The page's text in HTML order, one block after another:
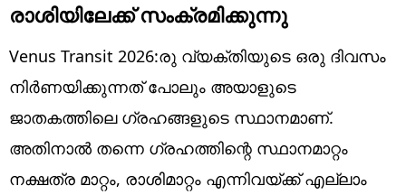
Lifestyle
world
Technology
Religion
രാശിയിലേക്ക് സംക്രമിക്കുന്നു
Venus Transit 2026:രു വ്യക്തിയുടെ ഒരു ദിവസം
നിർണയിക്കുന്നത് പോലും അയാളുടെ
ജാതകത്തിലെ ഗ്രഹങ്ങളുടെ സ്ഥാനമാണ്.
അതിനാൽ തന്നെ ഗ്രഹത്തിന്റെ സ്ഥാനമാറ്റം
നക്ഷത്ര മാറ്റം, രാശിമാറ്റം എന്നിവയ്ക്ക് എല്ലാം